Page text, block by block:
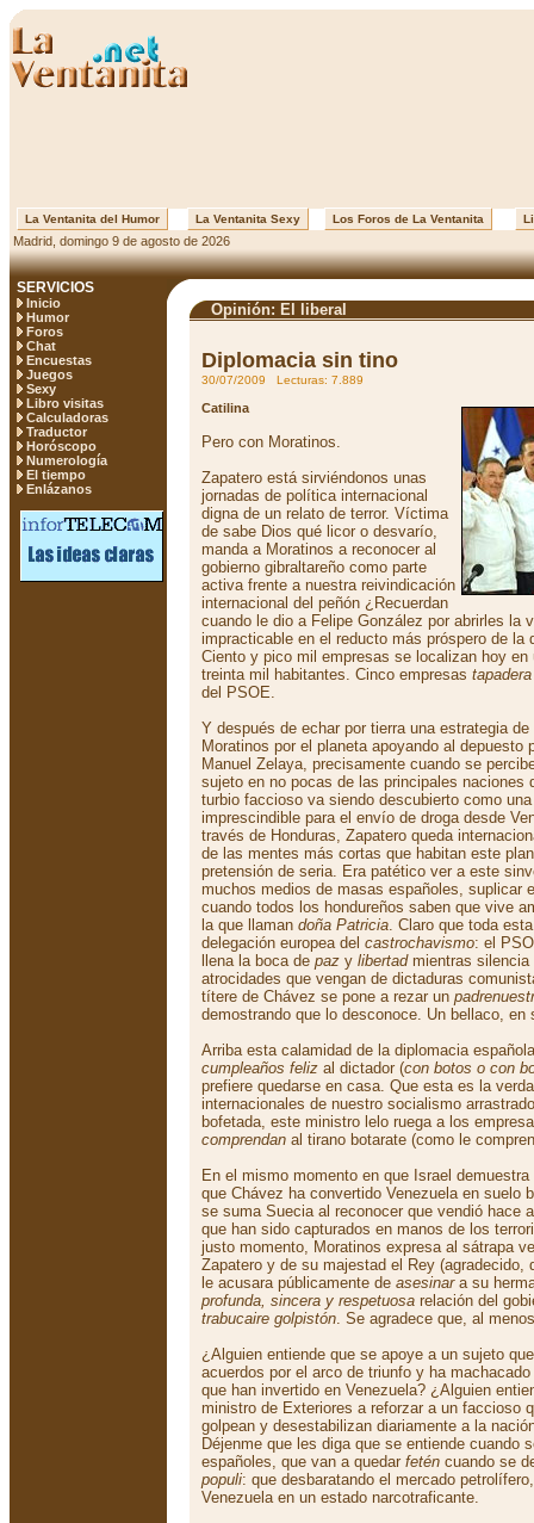
La Ventanita del Humor La Ventanita Sexy Los Foros de La Ventanita
Madrid, domingo 9 de agosto de 2026
SERVICIOS
Inicio
Humor
Foros
Chat
Encuestas
Juegos
Sexy
Libro visitas
Calculadoras
Traductor
Horóscopo
Numerología
El tiempo
Enlázanos
Opinión: El liberal
Diplomacia sin tino
30/07/2009 Lecturas: 7.889
Catilina
Pero con Moratinos.
Zapatero está sirviéndonos unas
jornadas de política internacional
digna de un relato de terror. Víctima
de sabe Dios qué licor o desvarío,
manda a Moratinos a reconocer al
gobierno gibraltareño como parte
activa frente a nuestra reivindicación
internacional del peñón ¿Recuerdan
cuando le dio a Felipe González por abrirles la
impracticable en el reducto más próspero de la
Ciento y pico mil empresas se localizan hoy en
treinta mil habitantes. Cinco empresas tapadera
del PSOE.
Y después de echar por tierra una estrategia
Moratinos por el planeta apoyando al depuesto
Manuel Zelaya, precisamente cuando se
sujeto en no pocas de las principales naciones
turbio faccioso va siendo descubierto como
imprescindible para el envío de droga desde
través de Honduras, Zapatero queda
de las mentes más cortas que habitan este
pretensión de seria. Era patético ver a este
muchos medios de masas españoles, suplicar
cuando todos los hondureños saben que vive
la que llaman doña Patricia. Claro que toda
delegación europea del castrochavismo: el
llena la boca de paz y libertadmientras silencia
atrocidades que vengan de dictaduras
títere de Chávez se pone a rezar un
demostrando que lo desconoce. Un bellaco, en
Arriba esta calamidad de la diplomacia
cumpleaños feliz al dictador (con botos o con
prefiere quedarse en casa. Que esta es la
internacionales de nuestro socialismo
bofetada, este ministro lelo ruega a los
comprendan al tirano botarate (como le
En el mismo momento en que Israel
que Chávez ha convertido Venezuela en suelo
se suma Suecia al reconocer que vendió hace
que han sido capturados en manos de los
justo momento, Moratinos expresa al sátrapa
Zapatero y de su majestad el Rey (agradecido,
le acusara públicamente de asesinara su
profunda, sincera y respetuosa relación del
trabucaire golpistón. Se agradece que, al
¿Alguien entiende que se apoye a un sujeto
acuerdos por el arco de triunfo y ha
que han invertido en Venezuela? ¿Alguien
ministro de Exteriores a reforzar a un faccioso
golpean y desestabilizan diariamente a la
Déjenme que les diga que se entiende cuando
españoles, que van a quedar fetén cuando se
populi: que desbaratando el mercado
Venezuela en un estado narcotraficante.